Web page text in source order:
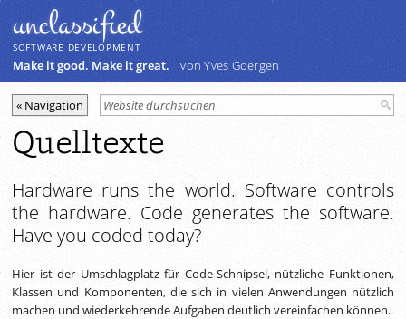
unclassiﬁed
SOFTWARE DEVELOPMENT
Make it good. Make it great. von Yves Goergen
Quelltexte
Hardware runs the world. Software controls
the hardware. Code generates the software.
Have you coded today?
Hier ist der Umschlagplatz für Code-Schnipsel, nützliche Funktionen,
Klassen und Komponenten, die sich in vielen Anwendungen nützlich
machen und wiederkehrende Aufgaben deutlich vereinfachen können.